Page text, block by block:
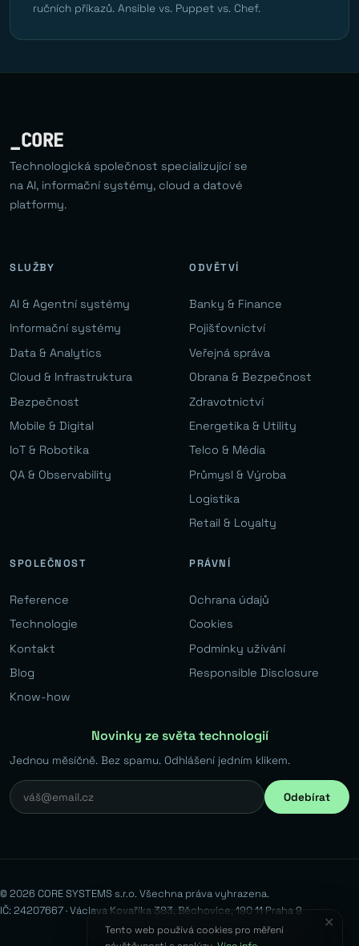
ručních příkazů. Ansible vs. Puppet vs. Chef.
_CORE
Technologická společnost specializující se
na AI, informační systémy, cloud a datové
platformy.
SLUŽBY
AI & Agentní systémy
Informační systémy
Data & Analytics
Cloud & Infrastruktura
Bezpečnost
Mobile & Digital
IoT & Robotika
QA & Observability
ODVĚTVÍ
Banky & Finance
Pojišťovnictví
Veřejná správa
Obrana & Bezpečnost
Zdravotnictví
Energetika & Utility
Telco & Média
Průmysl & Výroba
Logistika
Retail & Loyalty
SPOLEČNOST
Reference
Technologie
Kontakt
Blog
Know-how
PRÁVNÍ
Ochrana údajů
Cookies
Podmínky užívání
Responsible Disclosure
Novinky ze světa technologií
Jednou měsíčně. Bez spamu. Odhlášení jedním klikem.
Odebírat
© 2026 CORE SYSTEMS s.r.o. Všechna práva vyhrazena.
IČ: 24207667 · Václava Kovaříka 383, Běchovice, 190 11 Praha 9
✕
Tento web používá cookies pro měření